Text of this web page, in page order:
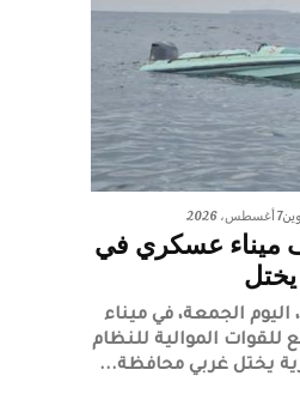
7 أغسطس، 2026
ميناء عسكري في
يختل
اليوم الجمعة، في ميناء
للقوات الموالية للنظام
يختل غربي محافظة...